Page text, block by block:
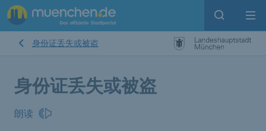
Open
身份证丢失或被盗
身份证丢失或被盗
朗读